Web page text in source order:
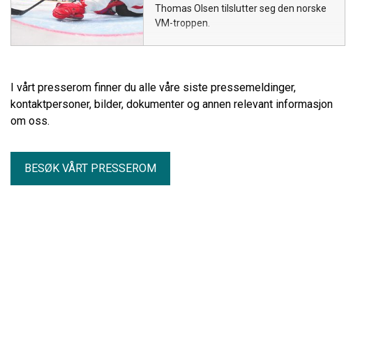
Thomas Olsen tilslutter seg den norske
VM-troppen.
I vårt presserom finner du alle våre siste pressemeldinger,
kontaktpersoner, bilder, dokumenter og annen relevant informasjon
om oss.
BESØK VÅRT PRESSEROM